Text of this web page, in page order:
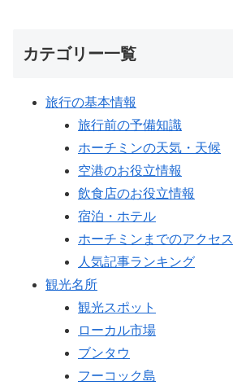
カテゴリー一覧
旅行の基本情報
旅行前の予備知識
ホーチミンの天気・天候
空港のお役立情報
飲食店のお役立情報
宿泊・ホテル
ホーチミンまでのアクセス
人気記事ランキング
観光名所
観光スポット
ローカル市場
ブンタウ
フーコック島